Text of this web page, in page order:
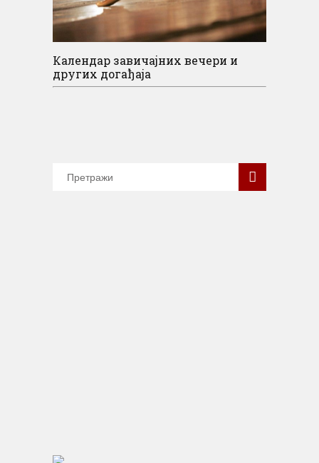
Календар завичајних вечери и
других догађаја